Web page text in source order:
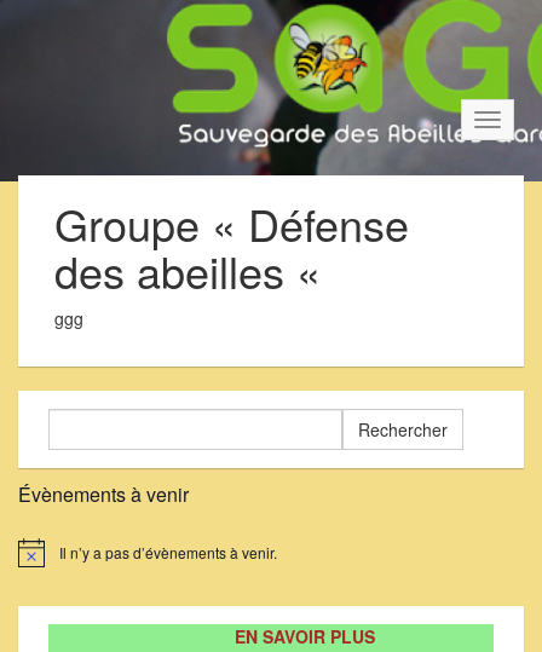
la
Groupe « Défense
des abeilles «
ggg
Évènements à venir
Notice Il n’y a pas d’évènements à venir.
EN SAVOIR PLUS